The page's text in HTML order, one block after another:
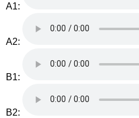
A1:
A2:
B1:
B2: